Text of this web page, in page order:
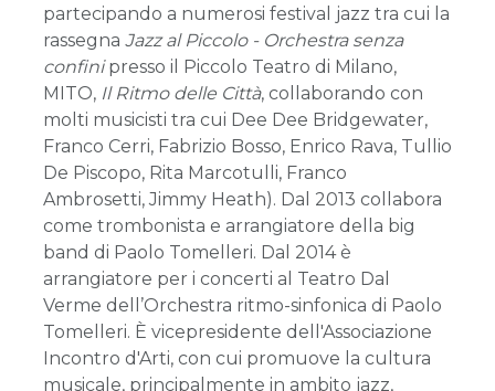
partecipando a numerosi festival jazz tra cui la
rassegna Jazz al Piccolo - Orchestra senza
confinipresso il Piccolo Teatro di Milano,
MITO, Il Ritmo delle Città, collaborando con
molti musicisti tra cui Dee Dee Bridgewater,
Franco Cerri, Fabrizio Bosso, Enrico Rava, Tullio
De Piscopo, Rita Marcotulli, Franco
Ambrosetti, Jimmy Heath). Dal 2013 collabora
come trombonista e arrangiatore della big
band di Paolo Tomelleri. Dal 2014 è
arrangiatore per i concerti al Teatro Dal
Verme dell’Orchestra ritmo-sinfonica di Paolo
Tomelleri. È vicepresidente dell'Associazione
Incontro d'Arti, con cui promuove la cultura
musicale, principalmente in ambito jazz,